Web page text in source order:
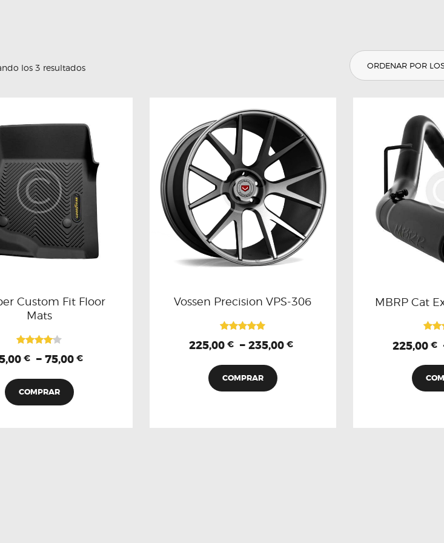
los 3 resultados
Custom Fit Floor
Mats
con
de 5
€ –75,00€
COMPRAR
Vossen Precision VPS-306
con
de 5
225,00€ –235,00€
COMPRAR
MBRP Cat
225,00€